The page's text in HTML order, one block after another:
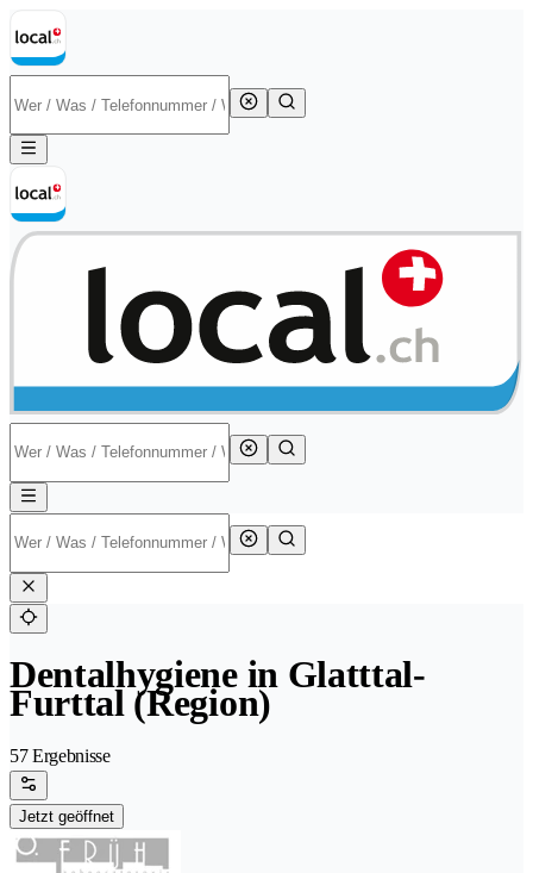
Dentalhygiene in Glatttal-
Furttal (Region)
57 Ergebnisse
Jetzt geöffnet